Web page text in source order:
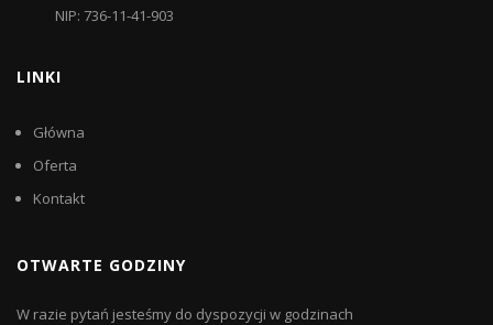
NIP: 736-11-41-903
LINKI
Główna
Oferta
Kontakt
OTWARTE GODZINY
W razie pytań jesteśmy do dyspozycji w godzinach